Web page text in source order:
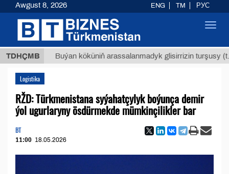
TDHÇMBBuýan köküniň arassalanmadyk glisirrizin turşusy (t.)
Logistika
RŽD: Türkmenistana syýahatçylyk boýunça demir
ýol ugurlaryny ösdürmekde mümkinçilikler bar
BT
11:00 18.05.2026
Awgust 8, 2026 ENG TM РУС